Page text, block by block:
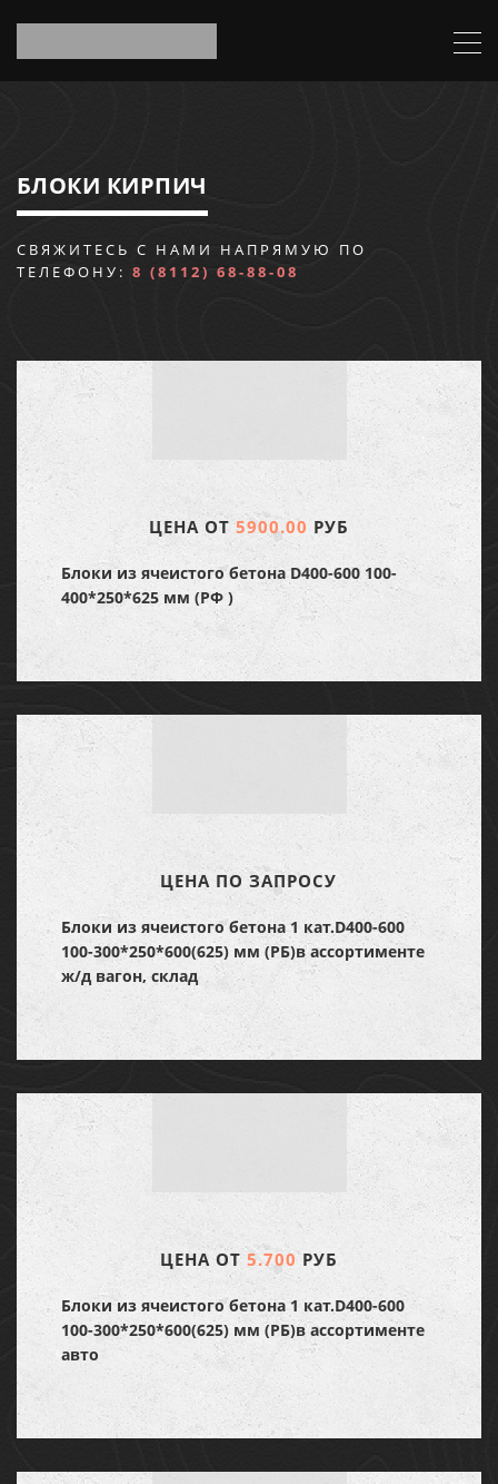
БЛОКИ КИРПИЧ
СВЯЖИТЕСЬ С НАМИ НАПРЯМУЮ ПО
ТЕЛЕФОНУ:8 (8112) 68-88-08
ЦЕНА ОТ 5900.00 РУБ
Блоки из ячеистого бетона D400-600 100-
400*250*625 мм (РФ )
ЦЕНА ПО ЗАПРОСУ
Блоки из ячеистого бетона 1 кат.D400-600
100-300*250*600(625) мм (РБ)в ассортименте
ж/д вагон, склад
ЦЕНА ОТ 5.700 РУБ
Блоки из ячеистого бетона 1 кат.D400-600
100-300*250*600(625) мм (РБ)в ассортименте
авто